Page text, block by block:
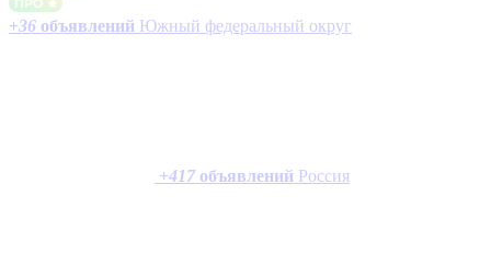
+36 объявлений Южный федеральный округ
+417 объявлений Россия